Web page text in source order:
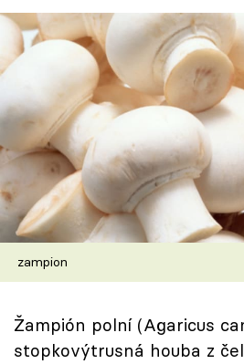
Témata
Recepty
Články
TV Program
Škola vaření
Speciál: Cuketa
zampion
Žampión polní (Agaricus
stopkovýtrusná houba z